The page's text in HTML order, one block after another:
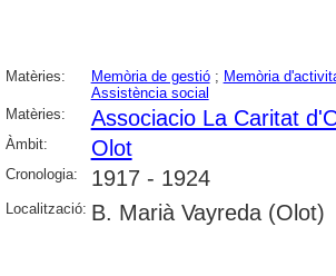
Matèries: Memòria de gestió; Memòria
Assistència social
Matèries:
Associacio La Caritat
Àmbit: Olot
Cronologia: 1917 - 1924
Localització: B. Marià Vayreda (Olot)